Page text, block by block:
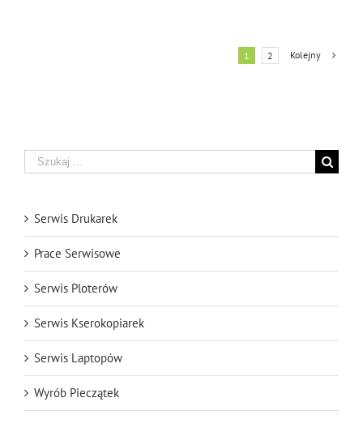
1
2 Kolejny
Szukaj
Serwis Drukarek
Prace Serwisowe
Serwis Ploterów
Serwis Kserokopiarek
Serwis Laptopów
Wyrób Pieczątek